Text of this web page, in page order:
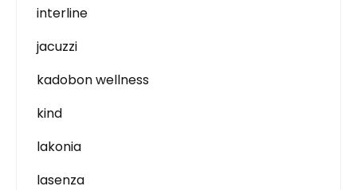
interline
jacuzzi
kadobon wellness
kind
lakonia
lasenza